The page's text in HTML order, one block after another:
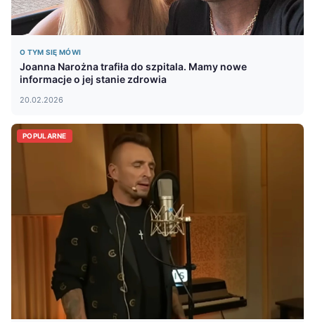
O TYM SIĘ MÓWI
Joanna Narożna trafiła do szpitala. Mamy nowe
informacje o jej stanie zdrowia
20.02.2026
POPULARNE